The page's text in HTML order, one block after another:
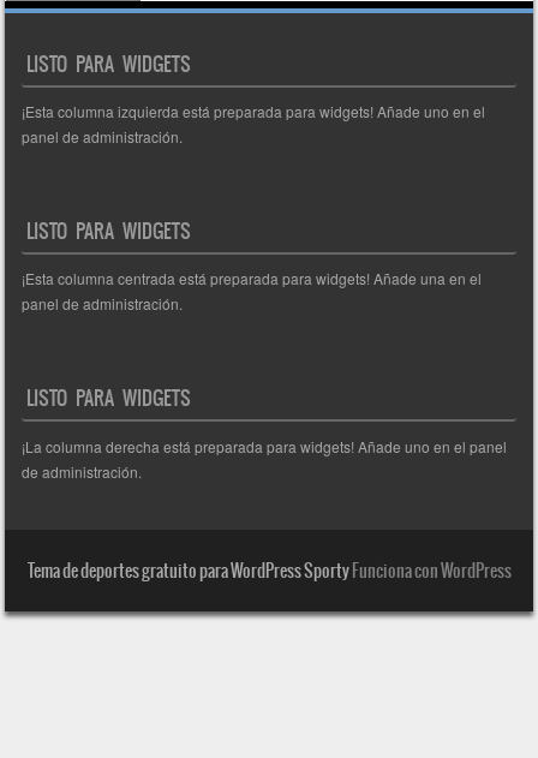
de
LISTO PARA WIDGETS
¡Esta columna izquierda está preparada para widgets! Añade uno en el
panel de administración.
LISTO PARA WIDGETS
¡Esta columna centrada está preparada para widgets! Añade una en el
panel de administración.
LISTO PARA WIDGETS
¡La columna derecha está preparada para widgets! Añade uno en el panel
de administración.
Tema de deportes gratuito para WordPress SportyFunciona con WordPress